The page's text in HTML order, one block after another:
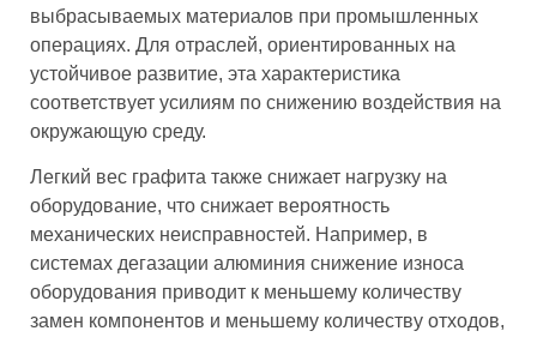
выбрасываемых материалов при промышленных
операциях. Для отраслей, ориентированных на
устойчивое развитие, эта характеристика
соответствует усилиям по снижению воздействия на
окружающую среду.
Легкий вес графита также снижает нагрузку на
оборудование, что снижает вероятность
механических неисправностей. Например, в
системах дегазации алюминия снижение износа
оборудования приводит к меньшему количеству
замен компонентов и меньшему количеству отходов,